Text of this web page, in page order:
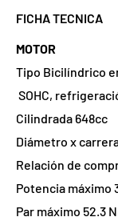
FICHA TECNICA
MOTOR
Tipo Bicilíndrico
SOHC,
Cilindrada 648cc
Diámetro x
Relación de
Potencia máximo
Par máximo 52.3